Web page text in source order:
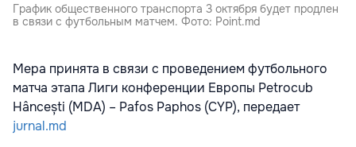
График общественного транспорта 3 октября будет продлен
в связи с футбольным матчем. Фото: Point.md
Мера принята в связи с проведением футбольного
матча этапа Лиги конференции Европы Petrocub
Hâncești (MDA) – Pafos Paphos (CYP), передает
jurnal.md